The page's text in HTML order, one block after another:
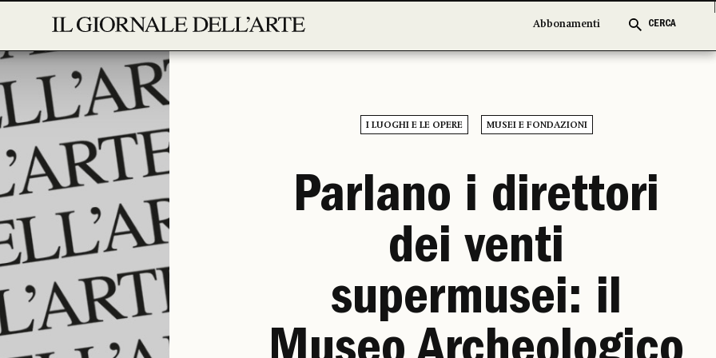
Abbonamenti CERCA
Abbonamenti CERCA
I LUOGHI E LE OPERE MUSEI E FONDAZIONI
Parlano i direttori
dei venti
supermusei: il